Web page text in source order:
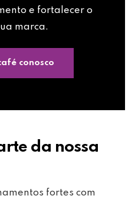
e fortalecer o
marca.
conosco
da nossa
fortes com